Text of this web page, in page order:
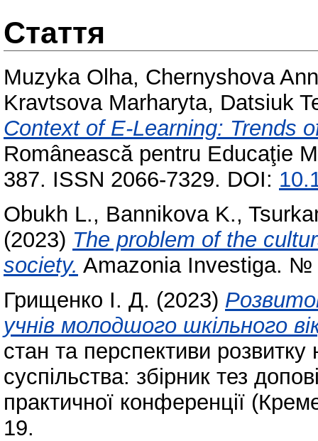
Стаття
Muzyka Olha, Chernyshova
Kravtsova Marharyta, Datsiuk
Context of E-Learning: Trends
Românească pentru Educaţie
387. ISSN 2066-7329. DOI:
Obukh L., Bannikova K.,
(2023) The problem of the
society. Amazonia Investiga. №
Грищенко І. Д. (2023)
учнів молодшого шкільного
стан та перспективи розвитку
суспільства: збірник тез
практичної конференції
19.